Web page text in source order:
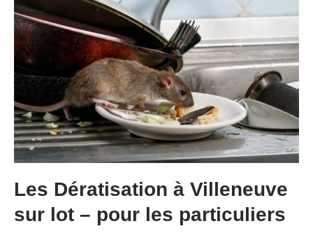
Les Dératisation à Villeneuve
sur lot – pour les particuliers